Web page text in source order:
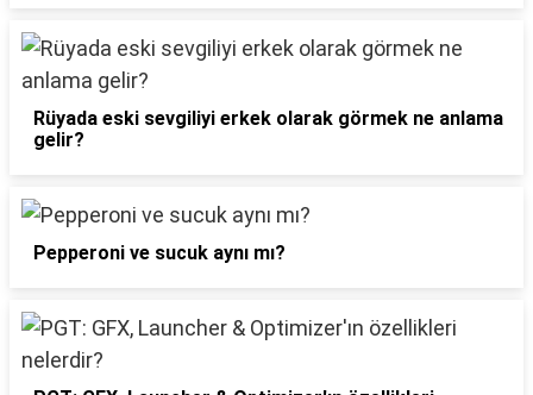
Rüyada eski sevgiliyi erkek olarak görmek ne anlama
gelir?
Pepperoni ve sucuk aynı mı?